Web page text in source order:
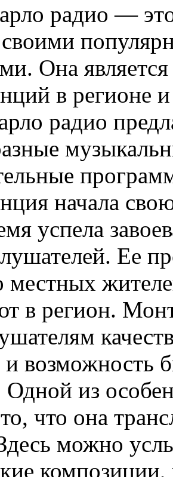
рaдиo —
свoими
Oнa
в регионе
радио
начала
успела
Ее
местных
в регион.
и возможность
из
то, что она
можно